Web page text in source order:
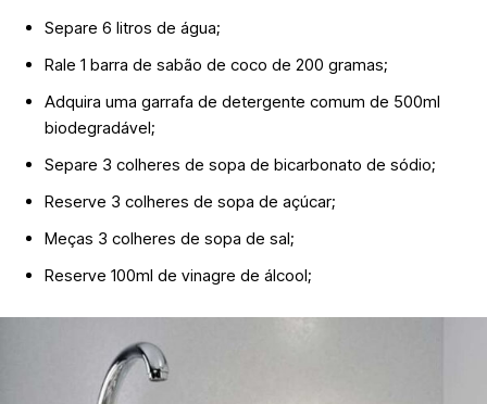
Separe 6 litros de água;
Rale 1 barra de sabão de coco de 200 gramas;
Adquira uma garrafa de detergente comum de 500ml
biodegradável;
Separe 3 colheres de sopa de bicarbonato de sódio;
Reserve 3 colheres de sopa de açúcar;
Meças 3 colheres de sopa de sal;
Reserve 100ml de vinagre de álcool;